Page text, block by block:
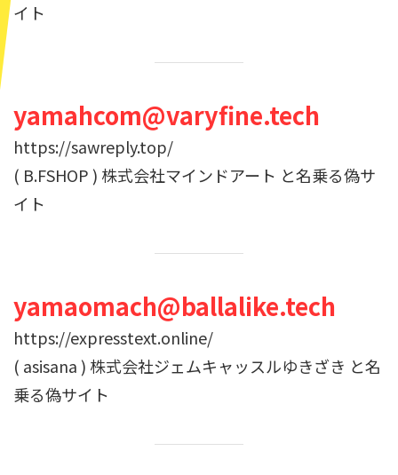
イト
yamahcom@varyfine.tech
https://sawreply.top/
( B.FSHOP ) 株式会社マインドアート と名乗る偽サ
イト
yamaomach@ballalike.tech
https://expresstext.online/
( asisana ) 株式会社ジェムキャッスルゆきざき と名
乗る偽サイト